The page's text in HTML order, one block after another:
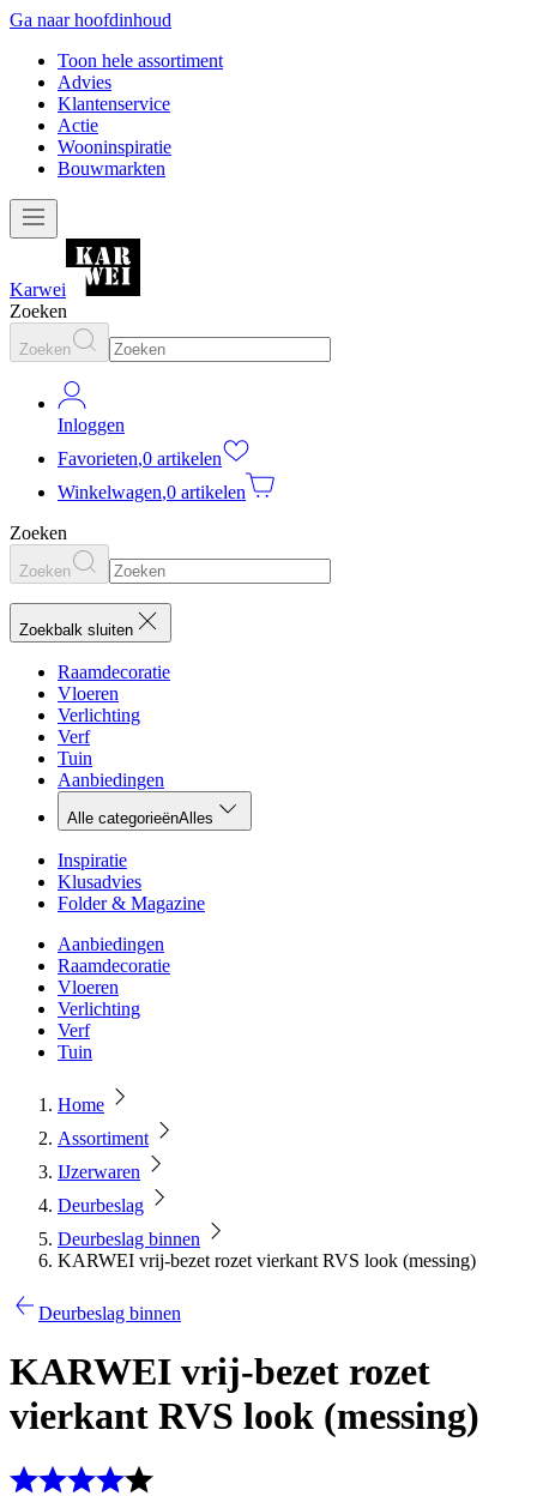
Ga naar hoofdinhoud
Toon hele assortiment
Advies
Klantenservice
Actie
Wooninspiratie
Bouwmarkten
Karwei
Zoeken
Zoeken
Inloggen
Favorieten,0 artikelen
Winkelwagen,0 artikelen
Zoeken
Zoeken
Zoekbalk sluiten
Raamdecoratie
Vloeren
Verlichting
Verf
Tuin
Aanbiedingen
Alle categorieënAlles
Inspiratie
Klusadvies
Folder & Magazine
Aanbiedingen
Raamdecoratie
Vloeren
Verlichting
Verf
Tuin
Home
Assortiment
IJzerwaren
Deurbeslag
Deurbeslag binnen
KARWEI vrij-bezet rozet vierkant RVS look (messing)
Deurbeslag binnen
KARWEI vrij-bezet rozet
vierkant RVS look (messing)